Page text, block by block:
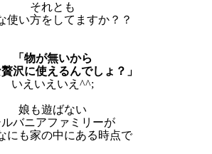
それとも
使い方をしてますか？？
「物が無いから
沢に使えるんでしょ？」
いえいえいえ^^;
娘も遊ばない
ルバニアファミリーが
にも家の中にある時点で